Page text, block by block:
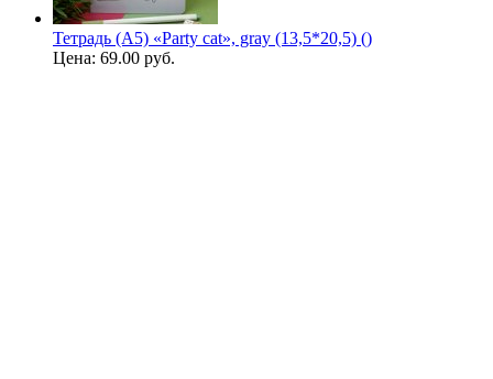
Тетрадь (A5) «Party cat», gray (13,5*20,5) ()
Цена: 69.00 руб.